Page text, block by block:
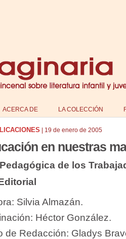
ACERCA DE LA COLECCIÓN
19 de enero de 2005
en nuestras
de los
Silvia Almazán.
Héctor González.
de Redacción: Gladys